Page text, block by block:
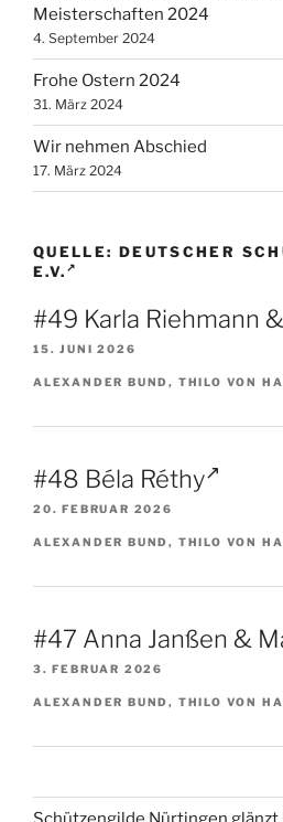
Meisterschaften 2024
4. September 2024
Frohe Ostern 2024
31. März 2024
Wir nehmen Abschied
17. März 2024
QUELLE: DEUTSCHER
E.V.
#49 Karla Riehmann
15. JUNI 2026
ALEXANDER BUND, THILO VON
#48 Béla Réthy
20. FEBRUAR 2026
ALEXANDER BUND, THILO VON
#47 Anna Janßen &
3. FEBRUAR 2026
ALEXANDER BUND, THILO VON